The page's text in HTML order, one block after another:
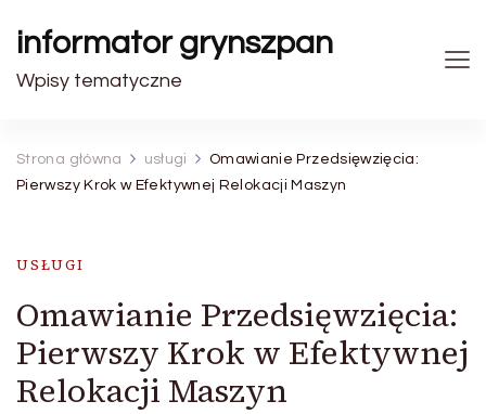
informator grynszpan
Wpisy tematyczne
Strona główna usługi
Omawianie Przedsięwzięcia:
Pierwszy Krok w Efektywnej Relokacji Maszyn
USŁUGI
Omawianie Przedsięwzięcia:
Pierwszy Krok w Efektywnej
Relokacji Maszyn